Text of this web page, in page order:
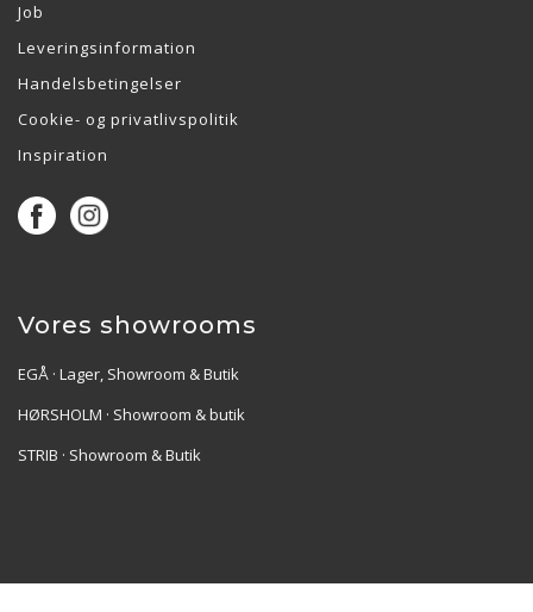
Job
Leveringsinformation
Handelsbetingelser
Cookie- og privatlivspolitik
Inspiration
Vores showrooms
EGÅ · Lager, Showroom & Butik
HØRSHOLM · Showroom & butik
STRIB · Showroom & Butik